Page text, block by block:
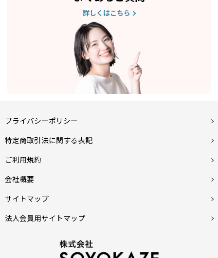
詳しくはこちら
プライバシーポリシー
特定商取引法に関する表記
ご利用規約
会社概要
サイトマップ
法人会員用サイトマップ